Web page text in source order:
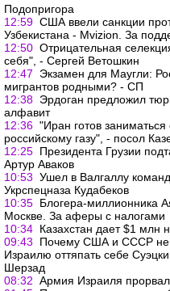
Подопригора
12:59 США ввели санкции
Узбекистана - Mvizion. За
12:50 Отрицательная
себя", - Сергей Ветошкин
12:47
Экзамен для Маугли:
мигрантов родными? - СП
12:38 Эрдоган предложил
алфавит
12:36 "Иран готов
российскому газу", - посол
12:25 Президента Грузии
Артур Аваков
10:53 Ушел в Валгаллу
Укрспецназа Кудабеков
10:35 Блогера-миллионника
Москве. За аферы с налогами
10:34 Казахстан дает $1 млн
09:43
Почему США и СССР не
Израилю оттяпать себе
Шерзад
08:32 Армия Израиля